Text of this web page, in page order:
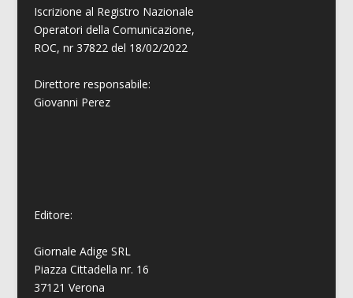
Iscrizione al Registro Nazionale
Operatori della Comunicazione,
ROC, nr 37822 del 18/02/2022
Direttore responsabile:
Giovanni Perez
Editore:
Giornale Adige SRL
Piazza Cittadella nr. 16
37121 Verona